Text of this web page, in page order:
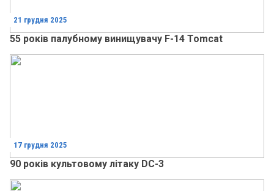
21 грудня 2025
55 років палубному винищувачу F-14 Tomcat
17 грудня 2025
90 років культовому літаку DC-3